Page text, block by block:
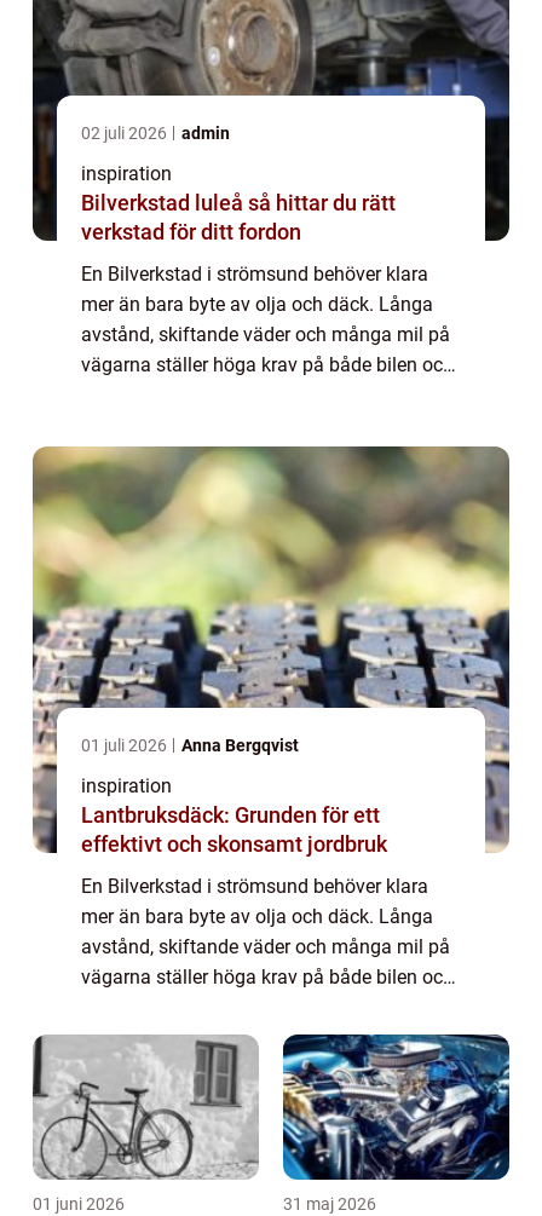
02 juli 2026 admin
inspiration
Bilverkstad luleå så hittar du rätt
verkstad för ditt fordon
En Bilverkstad i strömsund behöver klara
mer än bara byte av olja och däck. Långa
avstånd, skiftande väder och många mil på
vägarna ställer höga krav på både bilen och
01 juli 2026 Anna Bergqvist
inspiration
Lantbruksdäck: Grunden för ett
effektivt och skonsamt jordbruk
En Bilverkstad i strömsund behöver klara
mer än bara byte av olja och däck. Långa
avstånd, skiftande väder och många mil på
vägarna ställer höga krav på både bilen och
Strömsund med omnejd handlar valet av v...
01 juni 2026 31 maj 2026